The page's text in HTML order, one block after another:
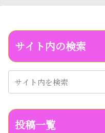
サイト内の検索
投稿一覧